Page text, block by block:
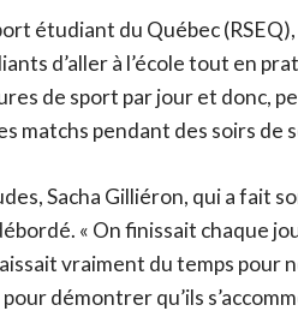
étudiant du Québec
d’aller à l’école tout en
de sport par jour et donc,
matchs pendant des soirs de
Sacha Gilliéron, qui a fait
« On finissait chaque
vraiment du temps pour
démontrer qu’ils